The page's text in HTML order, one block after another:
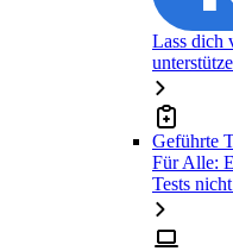
Lass dich
Geführte
Für Alle:
Tests